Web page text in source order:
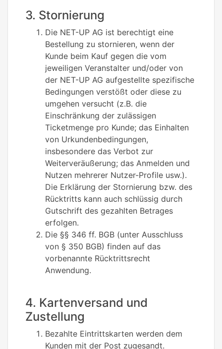
3. Stornierung
Die NET-UP AG ist berechtigt eine
Bestellung zu stornieren, wenn der
Kunde beim Kauf gegen die vom
jeweiligen Veranstalter und/oder von
der NET-UP AG aufgestellte spezifische
Bedingungen verstößt oder diese zu
umgehen versucht (z.B. die
Einschränkung der zulässigen
Ticketmenge pro Kunde; das Einhalten
von Urkundenbedingungen,
insbesondere das Verbot zur
Weiterveräußerung; das Anmelden und
Nutzen mehrerer Nutzer-Profile usw.).
Die Erklärung der Stornierung bzw. des
Rücktritts kann auch schlüssig durch
Gutschrift des gezahlten Betrages
erfolgen.
Die §§ 346 ff. BGB (unter Ausschluss
von § 350 BGB) finden auf das
vorbenannte Rücktrittsrecht
Anwendung.
4. Kartenversand und
Zustellung
Bezahlte Eintrittskarten werden dem
Kunden mit der Post zugesandt.